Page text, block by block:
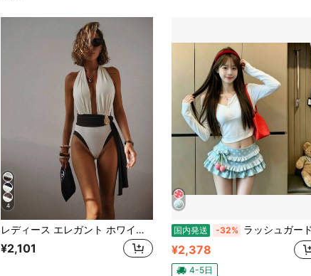
4
レディース エレガント ホワイト ヴィンテージ ダークブラウン 2ピース水着、春夏のビーチ旅行やレジャー、沿岸の休暇シーンに最適なスタイリッシュなウェア
¥2,101
国内発送 -32% ラッシュガード レディース 水着 水着ビキニ 水着 レディース 水着 体型カバー 可愛いさくらんぼ柄 レディースセパレート水着 3 点セット 夏新作 リゾート・温泉兼用ビキニ
¥2,378
4-5日